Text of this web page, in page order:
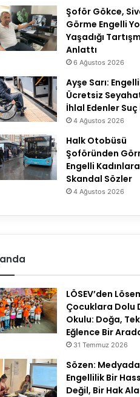
Şoför Gökce,
Görme Engelli
Yaşadığı
Anlattı
6 Ağustos 2026
Ayşe Sarı:
Ücretsiz Seyahat
İhlal Edenler
4 Ağustos 2026
Halk Otobüsü
Şoföründen
Engelli Kadınlara
Skandal Sözler
4 Ağustos 2026
LÖSEV’den
Çocuklara Dolu
Okulu: Doğa,
Eğlence Bir
31 Temmuz 2026
Sözen: Medyada
Engellilik Bir
Değil, Bir Hak